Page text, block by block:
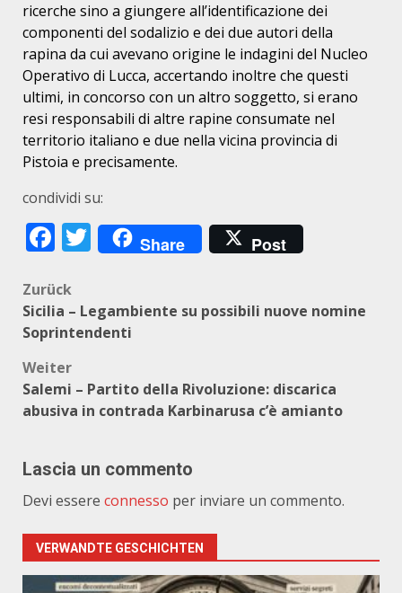
ricerche sino a giungere all’identificazione dei
componenti del sodalizio e dei due autori della
rapina da cui avevano origine le indagini del Nucleo
Operativo di Lucca, accertando inoltre che questi
ultimi, in concorso con un altro soggetto, si erano
resi responsabili di altre rapine consumate nel
territorio italiano e due nella vicina provincia di
Pistoia e precisamente.
condividi su:
Facebook
Twitter
Share Post
Beitragsnavigation
Zurück
Sicilia – Legambiente su possibili nuove nomine
Soprintendenti
Weiter
Salemi – Partito della Rivoluzione: discarica
abusiva in contrada Karbinarusa c’è amianto
Lascia un commento
Devi essere connesso per inviare un commento.
VERWANDTE GESCHICHTEN